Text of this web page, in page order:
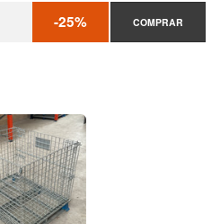
-25% COMPRAR